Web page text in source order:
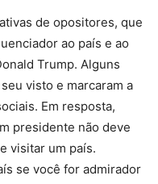
de opositores, que
ao país e ao
Trump. Alguns
visto e marcaram a
Em resposta,
presidente não deve
visitar um país.
se você for admirador